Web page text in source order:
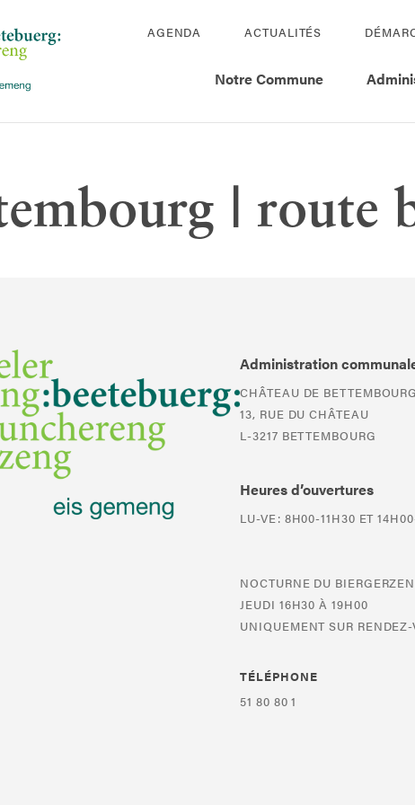
AGENDA ACTUALITÉS
Notre Commune
| route
Administration
CHÂTEAU DE BETTEMBOURG
13, RUE DU CHÂTEAU
L-3217 BETTEMBOURG
Heures d’ouvertures
LU-VE: 8H00-11H30 ET
NOCTURNE DU
JEUDI 16H30 À 19H00
UNIQUEMENT SUR
TÉLÉPHONE
51 80 80 1